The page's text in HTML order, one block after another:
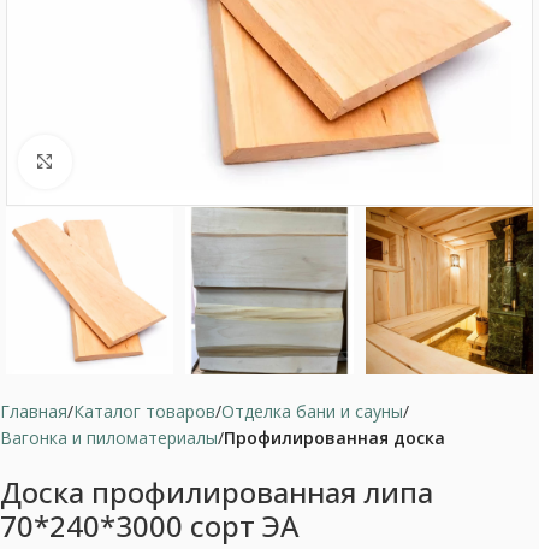
Нажмите, чтобы увеличить
Главная Каталог товаров Отделка бани и сауны
Вагонка и пиломатериалы Профилированная доска
Доска профилированная липа
70*240*3000 сорт ЭА